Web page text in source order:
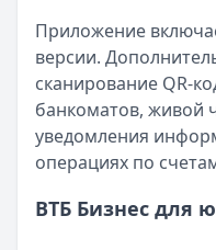
Приложение
версии.
сканирование QR-
банкоматов, живой
уведомления
операциях по
ВТБ Бизнес для